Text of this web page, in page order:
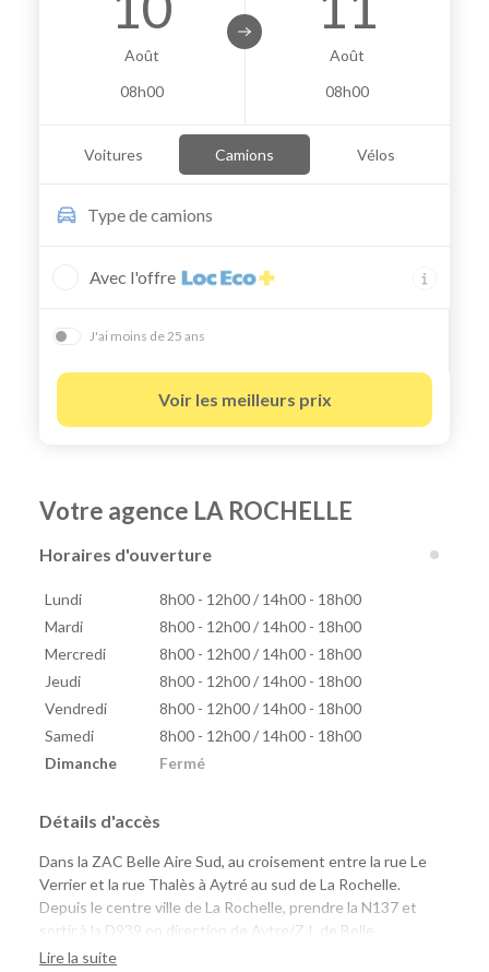
Août
08h00
Août
08h00
Voitures Camions Vélos
Type decamions
Avec l'offre
J'ai moins de 25 ans
Voir les meilleurs prix
Votre agence LA ROCHELLE
Horaires d'ouverture
Lundi
8h00 - 12h00 / 14h00 - 18h00
Mardi
8h00 - 12h00 / 14h00 - 18h00
Mercredi
8h00 - 12h00 / 14h00 - 18h00
Jeudi
8h00 - 12h00 / 14h00 - 18h00
Vendredi
8h00 - 12h00 / 14h00 - 18h00
Samedi
8h00 - 12h00 / 14h00 - 18h00
Dimanche
Fermé
Détails d'accès
Dans la ZAC Belle Aire Sud, au croisement entre la rue Le
Verrier et la rue Thalès à Aytré au sud de La Rochelle.
Depuis le centre ville de La Rochelle, prendre la N137 et
sortir à la D939 en direction de Aytre/Z.I. de Belle
Aire/Surgères.
Lire la suite